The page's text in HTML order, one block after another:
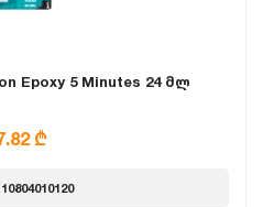
Epoxy 5 Minutes 24 მლ
₾